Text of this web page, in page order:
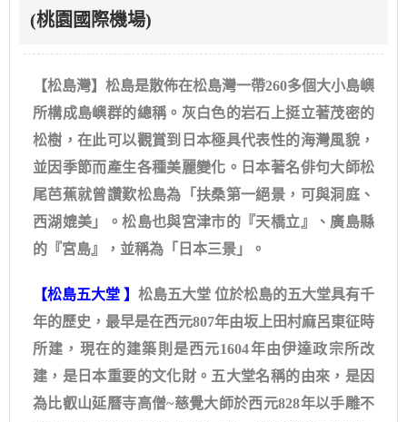
(桃園國際機場)
【松島灣】松島是散佈在松島灣一帶260多個大小島嶼
所構成島嶼群的總稱。灰白色的岩石上挺立著茂密的
松樹，在此可以觀賞到日本極具代表性的海灣風貌，
並因季節而產生各種美麗變化。日本著名俳句大師松
尾芭蕉就曾讚歎松島為「扶桑第一絕景，可與洞庭、
西湖媲美」。松島也與宮津市的『天橋立』、廣島縣
的『宮島』，並稱為「日本三景」。
【松島五大堂 】 松島五大堂 位於松島的五大堂具有千
年的歷史，最早是在西元807年由坂上田村麻呂東征時
所建，現在的建築則是西元1604年由伊達政宗所改
建，是日本重要的文化財。五大堂名稱的由來，是因
為比叡山延曆寺高僧~慈覺大師於西元828年以手雕不